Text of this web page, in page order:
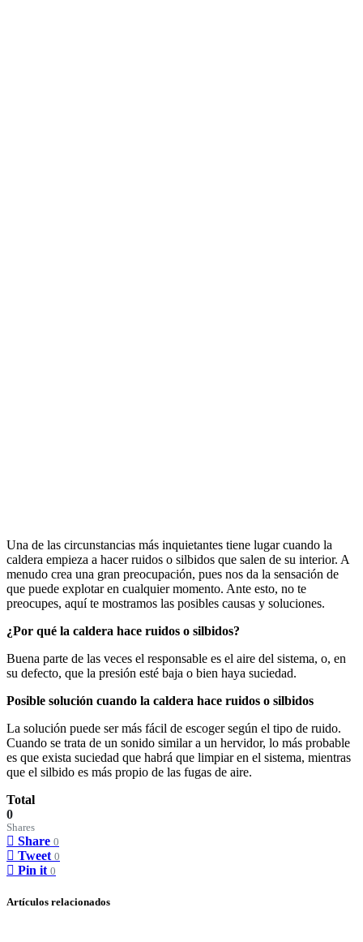
Una de las circunstancias más inquietantes tiene lugar cuando la
caldera empieza a hacer ruidos o silbidos que salen de su interior. A
menudo crea una gran preocupación, pues nos da la sensación de
que puede explotar en cualquier momento. Ante esto, no te
preocupes, aquí te mostramos las posibles causas y soluciones.
¿Por qué la caldera hace ruidos o silbidos?
Buena parte de las veces el responsable es el aire del sistema, o, en
su defecto, que la presión esté baja o bien haya suciedad.
Posible solución cuando la caldera hace ruidos o silbidos
La solución puede ser más fácil de escoger según el tipo de ruido.
Cuando se trata de un sonido similar a un hervidor, lo más probable
es que exista suciedad que habrá que limpiar en el sistema, mientras
que el silbido es más propio de las fugas de aire.
Total
0
Shares
Share 0
Tweet 0
Pin it 0
Artículos relacionados